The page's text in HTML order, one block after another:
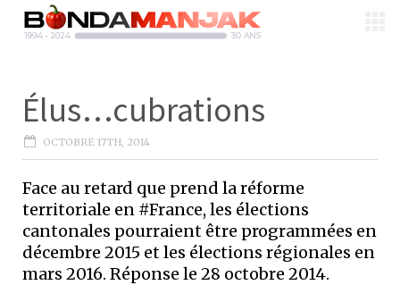
Élus…cubrations
OCTOBRE 17TH, 2014
Face au retard que prend la réforme
territoriale en #France, les élections
cantonales pourraient être programmées en
décembre 2015 et les élections régionales en
mars 2016. Réponse le 28 octobre 2014.